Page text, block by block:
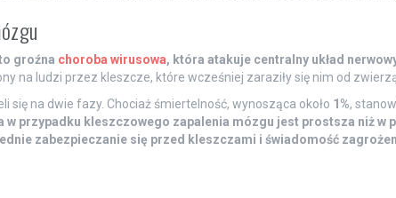
groźna choroba wirusowa, która atakuje centralny układ
na ludzi przez kleszcze, które wcześniej zaraziły się nim od
się na dwie fazy. Chociaż śmiertelność, wynosząca około 1%,
w przypadku kleszczowego zapalenia mózgu jest prostsza niż w
zabezpieczanie się przed kleszczami i świadomość